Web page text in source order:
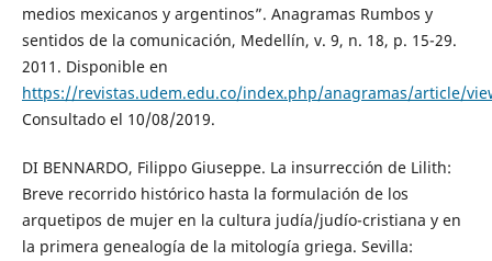
medios mexicanos y argentinos”. Anagramas Rumbos y
sentidos de la comunicación, Medellín, v. 9, n. 18, p. 15-29.
2011. Disponible en
https://revistas.udem.edu.co/index.php/anagramas/article/
Consultado el 10/08/2019.
DI BENNARDO, Filippo Giuseppe. La insurrección de Lilith:
Breve recorrido histórico hasta la formulación de los
arquetipos de mujer en la cultura judía/judío-cristiana y en
la primera genealogía de la mitología griega. Sevilla: